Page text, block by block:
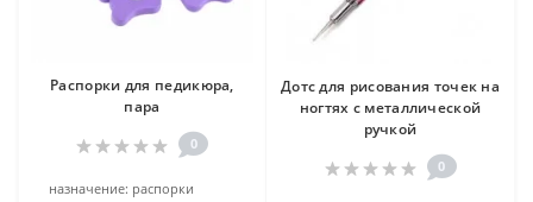
Распорки для педикюра,
пара
0
назначение: распорки
Дотс для рисования точек на
ногтях с металлической
ручкой
0